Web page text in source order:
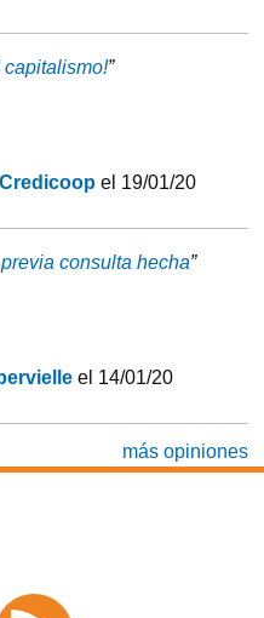
capitalismo!”
el 19/01/20
consulta hecha”
el 14/01/20
más opiniones